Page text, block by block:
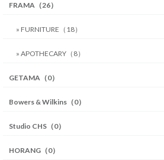
FRAMA（26）
» FURNITURE（18）
» APOTHECARY（8）
GETAMA（0）
Bowers & Wilkins（0）
Studio CHS（0）
HORANG（0）